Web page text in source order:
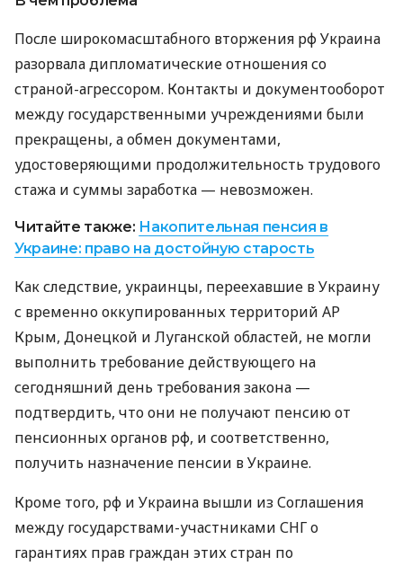
После широкомасштабного вторжения рф Украина
разорвала дипломатические отношения со
страной-агрессором. Контакты и документооборот
между государственными учреждениями были
прекращены, а обмен документами,
удостоверяющими продолжительность трудового
стажа и суммы заработка — невозможен.
Читайте также: Накопительная пенсия в
Украине: право на достойную старость
Как следствие, украинцы, переехавшие в Украину
с временно оккупированных территорий АР
Крым, Донецкой и Луганской областей, не могли
выполнить требование действующего на
сегодняшний день требования закона —
подтвердить, что они не получают пенсию от
пенсионных органов рф, и соответственно,
получить назначение пенсии в Украине.
Кроме того, рф и Украина вышли из Соглашения
между государствами-участниками СНГ о
гарантиях прав граждан этих стран по